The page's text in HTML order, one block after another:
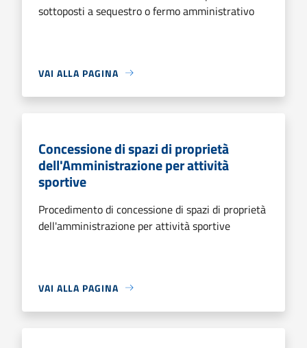
sottoposti a sequestro o fermo amministrativo
VAI ALLA PAGINA
Concessione di spazi di proprietà
dell'Amministrazione per attività
sportive
Procedimento di concessione di spazi di proprietà
dell'amministrazione per attività sportive
VAI ALLA PAGINA